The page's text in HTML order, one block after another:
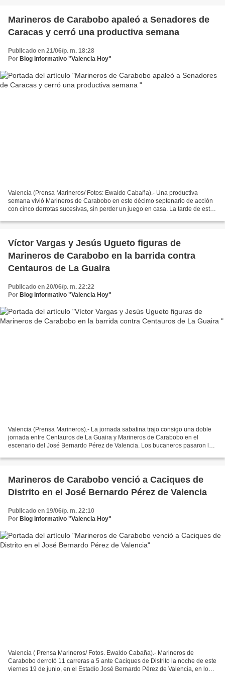
Marineros de Carabobo apaleó a Senadores de
Caracas y cerró una productiva semana
Publicado en 21/06/p. m. 18:28
Por Blog Informativo "Valencia Hoy"
Valencia (Prensa Marineros/ Fotos: Ewaldo Cabaña).- Una productiva
semana vivió Marineros de Carabobo en este décimo septenario de acción
con cinco derrotas sucesivas, sin perder un juego en casa. La tarde de este
Víctor Vargas y Jesús Ugueto figuras de
Marineros de Carabobo en la barrida contra
Centauros de La Guaira
Publicado en 20/06/p. m. 22:22
Por Blog Informativo "Valencia Hoy"
Valencia (Prensa Marineros).- La jornada sabatina trajo consigo una doble
jornada entre Centauros de La Guaira y Marineros de Carabobo en el
escenario del José Bernardo Pérez de Valencia. Los bucaneros pasaron la
Marineros de Carabobo venció a Caciques de
Distrito en el José Bernardo Pérez de Valencia
Publicado en 19/06/p. m. 22:10
Por Blog Informativo "Valencia Hoy"
Valencia ( Prensa Marineros/ Fotos. Ewaldo Cabaña).- Marineros de
Carabobo derrotó 11 carreras a 5 ante Caciques de Distrito la noche de este
viernes 19 de junio, en el Estadio José Bernardo Pérez de Valencia, en lo